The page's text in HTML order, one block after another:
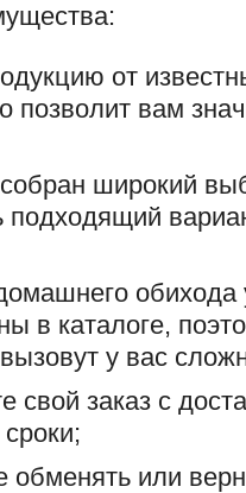
от
позволит вам
широкий
подходящий
обихода
в каталоге,
у вас
свой заказ с
обменять или